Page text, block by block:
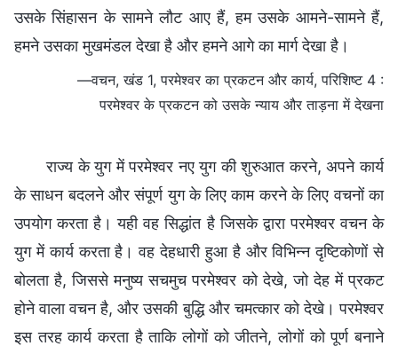
उसके सिंहासन के सामने लौट आए हैं, हम उसके आमने-सामने हैं,
हमने उसका मुखमंडल देखा है और हमने आगे का मार्ग देखा है।
—वचन, खंड 1, परमेश्वर का प्रकटन और कार्य, परिशिष्ट 4 :
परमेश्वर के प्रकटन को उसके न्याय और ताड़ना में देखना
राज्य के युग में परमेश्वर नए युग की शुरुआत करने, अपने कार्य
के साधन बदलने और संपूर्ण युग के लिए काम करने के लिए वचनों का
उपयोग करता है। यही वह सिद्धांत है जिसके द्वारा परमेश्वर वचन के
युग में कार्य करता है। वह देहधारी हुआ है और विभिन्न दृष्टिकोणों से
बोलता है, जिससे मनुष्य सचमुच परमेश्वर को देखे, जो देह में प्रकट
होने वाला वचन है, और उसकी बुद्धि और चमत्कार को देखे। परमेश्वर
इस तरह कार्य करता है ताकि लोगों को जीतने, लोगों को पूर्ण बनाने